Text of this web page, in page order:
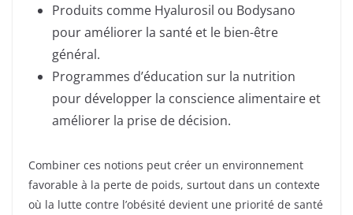
Produits comme Hyalurosil ou Bodysano
pour améliorer la santé et le bien-être
général.
Programmes d’éducation sur la nutrition
pour développer la conscience alimentaire et
améliorer la prise de décision.
Combiner ces notions peut créer un environnement
favorable à la perte de poids, surtout dans un contexte
où la lutte contre l’obésité devient une priorité de santé